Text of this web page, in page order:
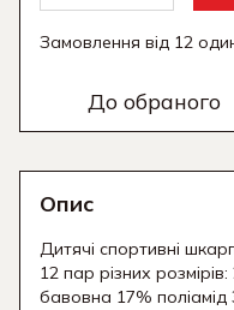
Замовлення від 12
До обраного
Опис
Дитячі спортивні
12 пар різних
бавовна 17% поліамід